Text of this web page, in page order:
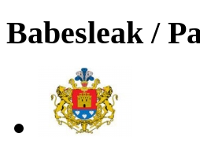
Babesleak /